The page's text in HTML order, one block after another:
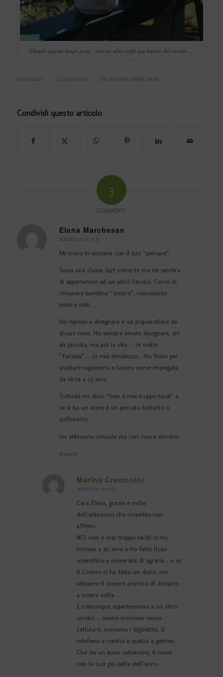
Chiudo questo lungo post… con un altro caffè più buono del mondo…
02/02/2020 3 COMMENTI DA MARINA CREMONINI
Condividi questo articolo
3
COMMENTI
Elena Marchesan
dice:
20/08/2021 in 21:33
Mi trovo in sintonia con il tuo “pensare”.
Sono una classe 1977 come te ma mi sembra
di appartenere ad un altro Secolo. Cerco di
rimanere bambina “dentro”, nonostante
tutto e tutti…
Ho ripreso a disegnare e ad acquarellare da
alcuni mesi. Ho sempre amato disegnare, sin
da piccola, ma poi la vita… le scelte
“forzate”… la mia timidezza.. .Ho finito per
studiare ragioneria e lavoro come impiegata
da circa a 25 anni.
Tuttavia mi dico: “non è mai troppo tardi” e
se si ha un dono è un peccato buttarlo o
soffocarlo.
Un abbraccio virtuale ma con cuore sincero.
Rispondi
Marina Cremonini
dice:
26/08/2021 in 10:51
Cara Elena, grazie e mille
dell’abbraccio che ricambio con
affetto…
NO, non è mai troppo tardi! io ho
iniziato a 30 anni e ho fatto liceo
scientifico e università di agraria…e se
il Cosmo ci ha fatto un dono, noi
abbiamo il dovere animico di donarlo
a nostra volta…
E comunque apparteniamo a un altro
secolo… siamo cresciute senza
cellulare, avevamo i bigliettini, il
telefono a rotella e quello a gettoni…
Che sia un buon settembre, il mese
con le luci più belle dell’anno.